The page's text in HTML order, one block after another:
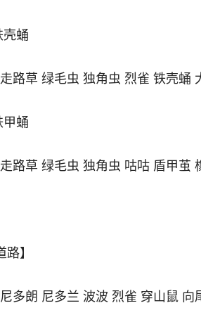
壳蛹
路草 绿毛虫 独角虫 烈雀 铁壳蛹
甲蛹
路草 绿毛虫 独角虫 咕咕 盾甲茧
路】
多朗 尼多兰 波波 烈雀 穿山鼠 向